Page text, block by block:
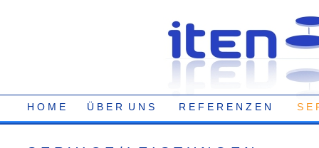
S E
Ü B E R U N S R E F E R E N Z E N
H O M E